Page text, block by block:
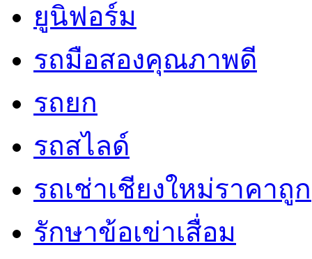
ยูนิฟอร์ม
รถมือสองคุณภาพดี
รถยก
รถสไลด์
รถเช่าเชียงใหม่ราคาถูก
รักษาข้อเข่าเสื่อม